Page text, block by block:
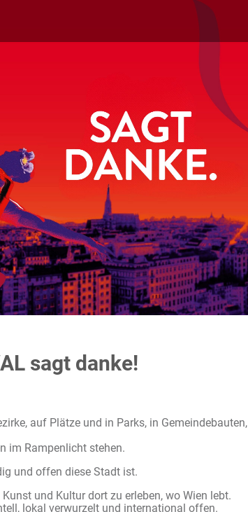
sagt danke!
auf Plätze und in Parks, in Gemeindebauten,
im Rampenlicht stehen.
und offen diese Stadt ist.
und Kultur dort zu erleben, wo Wien lebt.
lokal verwurzelt und international offen.